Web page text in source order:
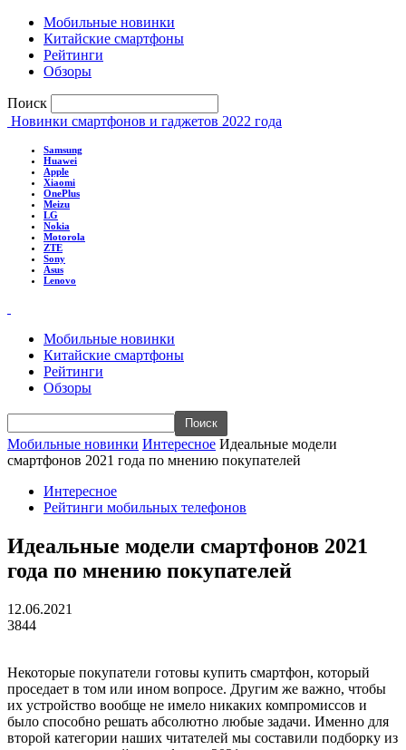
Мобильные новинки
Китайские смартфоны
Рейтинги
Обзоры
Поиск
Новинки смартфонов и гаджетов 2022 года
Samsung
Huawei
Apple
Xiaomi
OnePlus
Meizu
LG
Nokia
Motorola
ZTE
Sony
Asus
Lenovo
Мобильные новинки
Китайские смартфоны
Рейтинги
Обзоры
Мобильные новинки Интересное Идеальные модели
смартфонов 2021 года по мнению покупателей
Интересное
Рейтинги мобильных телефонов
Идеальные модели смартфонов 2021
года по мнению покупателей
12.06.2021
3844
Некоторые покупатели готовы купить смартфон, который
проседает в том или ином вопросе. Другим же важно, чтобы
их устройство вообще не имело никаких компромиссов и
было способно решать абсолютно любые задачи. Именно для
второй категории наших читателей мы составили подборку из